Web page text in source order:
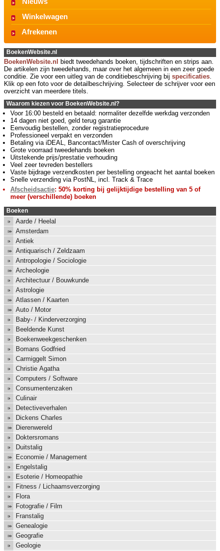
Winkelwagen
Afrekenen
BoekenWebsite.nl
BoekenWebsite.nl
biedt tweedehands boeken, tijdschriften en strips aan.
De artikelen zijn tweedehands, maar over het algemeen in een zeer goede
conditie. Zie voor een uitleg van de conditiebeschrijving bij specificaties.
Klik op een foto voor de detailbeschrijving. Selecteer de schrijver voor een
overzicht van meerdere titels.
Waarom kiezen voor BoekenWebsite.nl?
Voor 16:00 besteld en betaald: normaliter dezelfde werkdag verzonden
14 dagen niet goed, geld terug garantie
Eenvoudig bestellen, zonder registratieprocedure
Professioneel verpakt en verzonden
Betaling via iDEAL, Bancontact/Mister Cash of overschrijving
Grote voorraad tweedehands boeken
Uitstekende prijs/prestatie verhouding
Veel zeer tevreden bestellers
Vaste bijdrage verzendkosten per bestelling ongeacht het aantal boeken
Snelle verzending via PostNL, incl. Track & Trace
Afscheidsactie: 50% korting bij gelijktijdige bestelling van 5 of
meer (verschillende) boeken
Boeken
Aarde / Heelal
Amsterdam
Antiek
Antiquarisch / Zeldzaam
Antropologie / Sociologie
Archeologie
Architectuur / Bouwkunde
Astrologie
Atlassen / Kaarten
Auto / Motor
Baby- / Kinderverzorging
Beeldende Kunst
Boekenweekgeschenken
Bomans Godfried
Carmiggelt Simon
Christie Agatha
Computers / Software
Consumentenzaken
Culinair
Detectiveverhalen
Dickens Charles
Dierenwereld
Doktersromans
Duitstalig
Economie / Management
Engelstalig
Esoterie / Homeopathie
Fitness / Lichaamsverzorging
Flora
Fotografie / Film
Franstalig
Genealogie
Geografie
Geologie